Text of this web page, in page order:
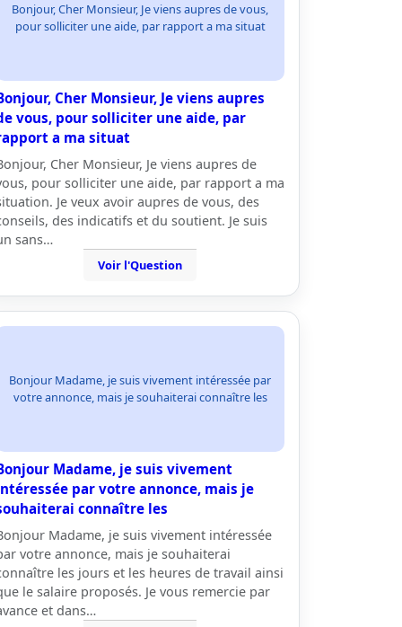
Bonjour, Cher Monsieur, Je viens aupres de vous,
pour solliciter une aide, par rapport a ma situat
Cher Monsieur, Je viens aupres
vous, pour solliciter une aide, par
a ma situat
Cher Monsieur, Je viens aupres de
pour solliciter une aide, par rapport a ma
Je veux avoir aupres de vous, des
des indicatifs et du soutient. Je suis
sans…
Voir l'Question
Bonjour Madame, je suis vivement intéressée par
votre annonce, mais je souhaiterai connaître les
Madame, je suis vivement
par votre annonce, mais je
connaître les
Madame, je suis vivement intéressée
votre annonce, mais je souhaiterai
les jours et les heures de travail ainsi
le salaire proposés. Je vous remercie par
et dans…